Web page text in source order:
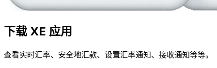
下载 XE 应用
查看实时汇率、安全地汇款、设置汇率通知、接收通知等等。